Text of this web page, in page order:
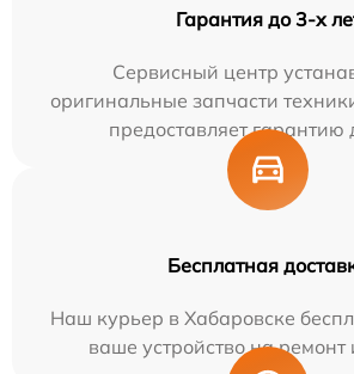
Гарантия до 3-х
Сервисный центр
оригинальные запчасти
предоставляет гарантию
Бесплатная
Наш курьер в Хабаровске
ваше устройство на ремонт